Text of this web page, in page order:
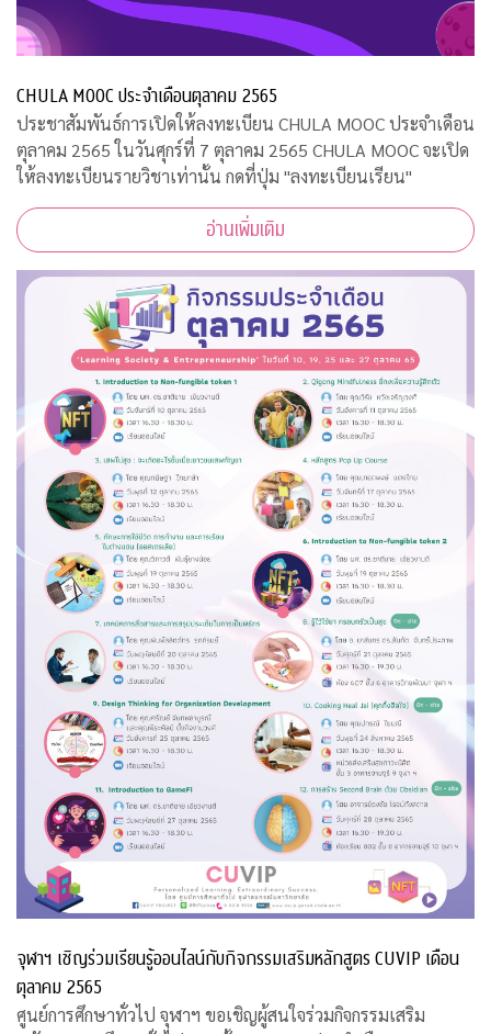
CHULA MOOC ประจำเดือนตุลาคม 2565
ประชาสัมพันธ์การเปิดให้ลงทะเบียน CHULA MOOC ประจำเดือน
ตุลาคม 2565 ในวันศุกร์ที่ 7 ตุลาคม 2565 CHULA MOOC จะเปิด
ให้ลงทะเบียนรายวิชาเท่านั้น กดที่ปุ่ม "ลงทะเบียนเรียน"
อ่านเพิ่มเติม
จุฬาฯ เชิญร่วมเรียนรู้ออนไลน์กับกิจกรรมเสริมหลักสูตร CUVIP เดือน
ตุลาคม 2565
ศูนย์การศึกษาทั่วไป จุฬาฯ ขอเชิญผู้สนใจร่วมกิจกรรมเสริม